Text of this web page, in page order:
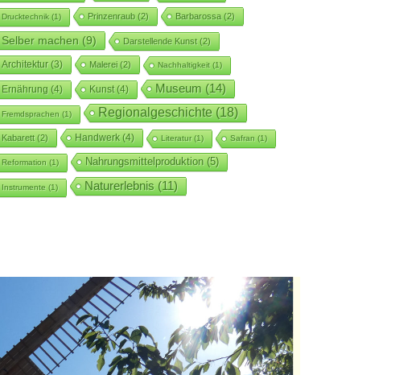
Drucktechnik(1) Prinzenraub(2) Barbarossa(2)
Selber machen(9) Darstellende Kunst(2)
Architektur(3) Malerei(2) Nachhaltigkeit(1)
Ernährung(4) Kunst(4) Museum(14)
Fremdsprachen(1) Regionalgeschichte(18)
Kabarett(2) Handwerk(4) Literatur(1) Safran(1)
Reformation(1) Nahrungsmittelproduktion(5)
Instrumente(1) Naturerlebnis(11)